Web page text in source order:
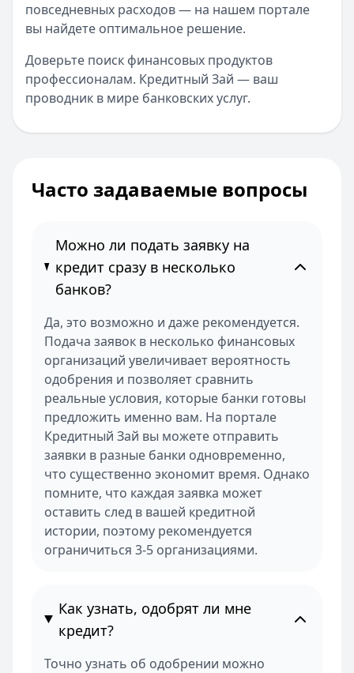
повседневных расходов — на нашем портале
вы найдете оптимальное решение.
Доверьте поиск финансовых продуктов
профессионалам. Кредитный Зай — ваш
проводник в мире банковских услуг.
Часто задаваемые вопросы
Можно ли подать заявку на
кредит сразу в несколько
банков?
Да, это возможно и даже рекомендуется.
Подача заявок в несколько финансовых
организаций увеличивает вероятность
одобрения и позволяет сравнить
реальные условия, которые банки готовы
предложить именно вам. На портале
Кредитный Зай вы можете отправить
заявки в разные банки одновременно,
что существенно экономит время. Однако
помните, что каждая заявка может
оставить след в вашей кредитной
истории, поэтому рекомендуется
ограничиться 3-5 организациями.
Как узнать, одобрят ли мне
кредит?
Точно узнать об одобрении можно